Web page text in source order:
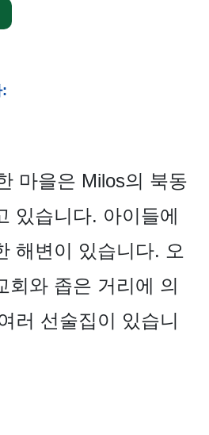
마을은 Milos의 북동
있습니다. 아이들에
해변이 있습니다. 오
회와 좁은 거리에 의
러 선술집이 있습니